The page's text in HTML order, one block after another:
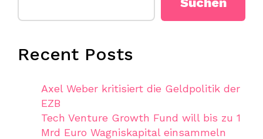
Recent Posts
Axel Weber kritisiert die Geldpolitik der
EZB
Tech Venture Growth Fund will bis zu 1
Mrd Euro Wagniskapital einsammeln